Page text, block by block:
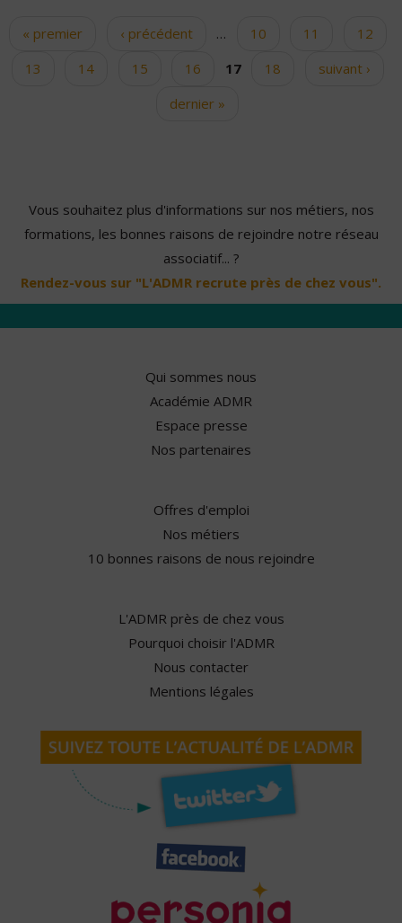
Pages
« premier ‹ précédent … 10 11
12
13
14 15 16 17 18
suivant ›
dernier »
Vous souhaitez plus d'informations sur nos métiers, nos
formations, les bonnes raisons de rejoindre notre réseau
associatif... ?
Rendez-vous sur "L'ADMR recrute près de chez vous".
Qui sommes nous
Académie ADMR
Espace presse
Nos partenaires
Offres d'emploi
Nos métiers
10 bonnes raisons de nous rejoindre
L'ADMR près de chez vous
Pourquoi choisir l'ADMR
Nous contacter
Mentions légales